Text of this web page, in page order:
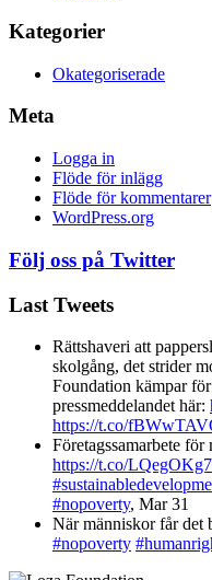
Kategorier
Okategoriserade
Meta
Logga in
Flöde för inlägg
Flöde för kommentarer
WordPress.org
Följ oss på Twitter
Last Tweets
Rättshaveri att
skolgång, det strider
Foundation kämpar
pressmeddelandet här:
https://t.co/
Företagssamarbete
https://t.co/
#nopoverty, Mar 31
När människor får det
#nopoverty